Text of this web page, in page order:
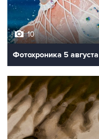
10
Фотохроника 5 августа